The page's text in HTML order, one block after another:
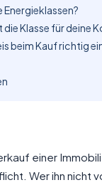
Energieklassen?
Klasse für deine
beim Kauf richtig
einer
Wer ihn nicht